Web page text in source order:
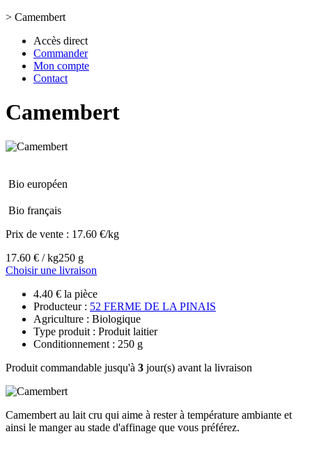
> Camembert
Accès direct
Commander
Mon compte
Contact
Camembert
Bio européen
Bio français
Prix de vente : 17.60 €/kg
17.60 € / kg250 g
Choisir une livraison
4.40 € la pièce
Producteur : 52 FERME DE LA PINAIS
Agriculture : Biologique
Type produit : Produit laitier
Conditionnement : 250 g
Produit commandable jusqu'à 3 jour(s) avant la livraison
Camembert au lait cru qui aime à rester à température ambiante et
ainsi le manger au stade d'affinage que vous préférez.